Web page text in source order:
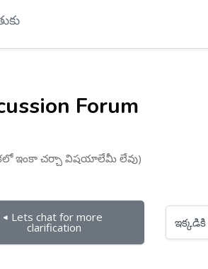
Forum
ఇంకా చర్చా విషయాలేమీ లేవు)
◀︎ Lets chat for more
clarification ఇక్కడికి దూకు...